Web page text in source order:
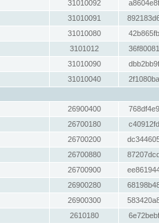
31010092
31010091
31010080
3101012
31010090
31010040
26900400
26700180
26700200
26700880
26700900
26900280
26900300
2610180